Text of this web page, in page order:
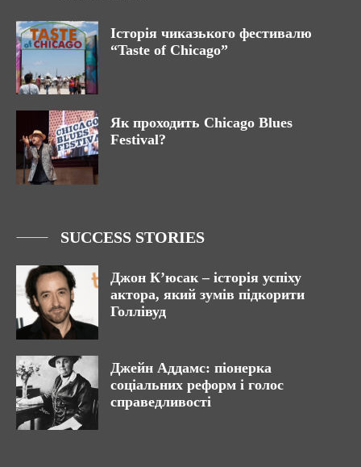
Історія чиказького фестивалю
“Taste of Chicago”
Як проходить Chicago Blues
Festival?
SUCCESS STORIES
Джон К’юсак – історія успіху
актора, який зумів підкорити
Голлівуд
Джейн Аддамс: піонерка
соціальних реформ і голос
справедливості